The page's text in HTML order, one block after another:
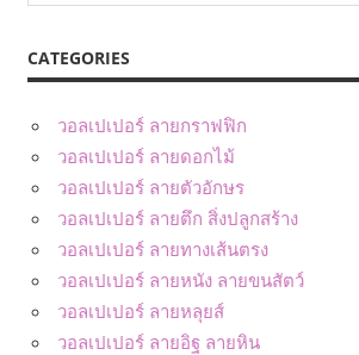
CATEGORIES
วอลเปเปอร์ ลายกราฟฟิก
วอลเปเปอร์ ลายดอกไม้
วอลเปเปอร์ ลายตัวอักษร
วอลเปเปอร์ ลายตึก สิ่งปลูกสร้าง
วอลเปเปอร์ ลายทางเส้นตรง
วอลเปเปอร์ ลายหนัง ลายขนสัตว์
วอลเปเปอร์ ลายหลุยส์
วอลเปเปอร์ ลายอิฐ ลายหิน